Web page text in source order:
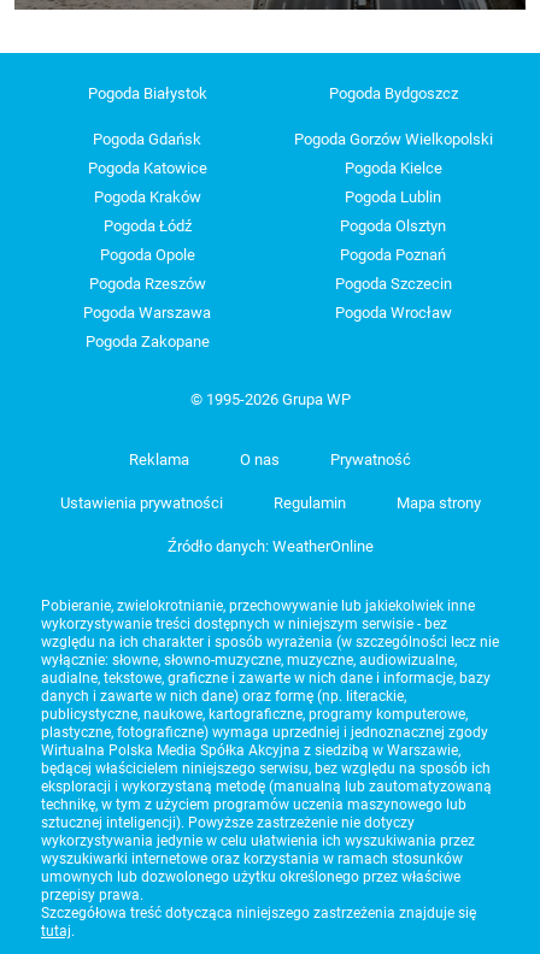
Pogoda Białystok Pogoda Bydgoszcz
Pogoda Gdańsk
Pogoda Gorzów Wielkopolski
Pogoda Katowice
Pogoda Kielce
Pogoda Kraków
Pogoda Lublin
Pogoda Łódź
Pogoda Olsztyn
Pogoda Opole
Pogoda Poznań
Pogoda Rzeszów
Pogoda Szczecin
Pogoda Warszawa
Pogoda Wrocław
Pogoda Zakopane
© 1995-2026 Grupa WP
Reklama O nas Prywatność
Ustawienia prywatności Regulamin Mapa strony
Źródło danych: WeatherOnline
Pobieranie, zwielokrotnianie, przechowywanie lub jakiekolwiek inne
wykorzystywanie treści dostępnych w niniejszym serwisie - bez
względu na ich charakter i sposób wyrażenia (w szczególności lecz nie
wyłącznie: słowne, słowno-muzyczne, muzyczne, audiowizualne,
audialne, tekstowe, graficzne i zawarte w nich dane i informacje, bazy
danych i zawarte w nich dane) oraz formę (np. literackie,
publicystyczne, naukowe, kartograficzne, programy komputerowe,
plastyczne, fotograficzne) wymaga uprzedniej i jednoznacznej zgody
Wirtualna Polska Media Spółka Akcyjna z siedzibą w Warszawie,
będącej właścicielem niniejszego serwisu, bez względu na sposób ich
eksploracji i wykorzystaną metodę (manualną lub zautomatyzowaną
technikę, w tym z użyciem programów uczenia maszynowego lub
sztucznej inteligencji). Powyższe zastrzeżenie nie dotyczy
wykorzystywania jedynie w celu ułatwienia ich wyszukiwania przez
wyszukiwarki internetowe oraz korzystania w ramach stosunków
umownych lub dozwolonego użytku określonego przez właściwe
przepisy prawa.
Szczegółowa treść dotycząca niniejszego zastrzeżenia znajduje się
tutaj.